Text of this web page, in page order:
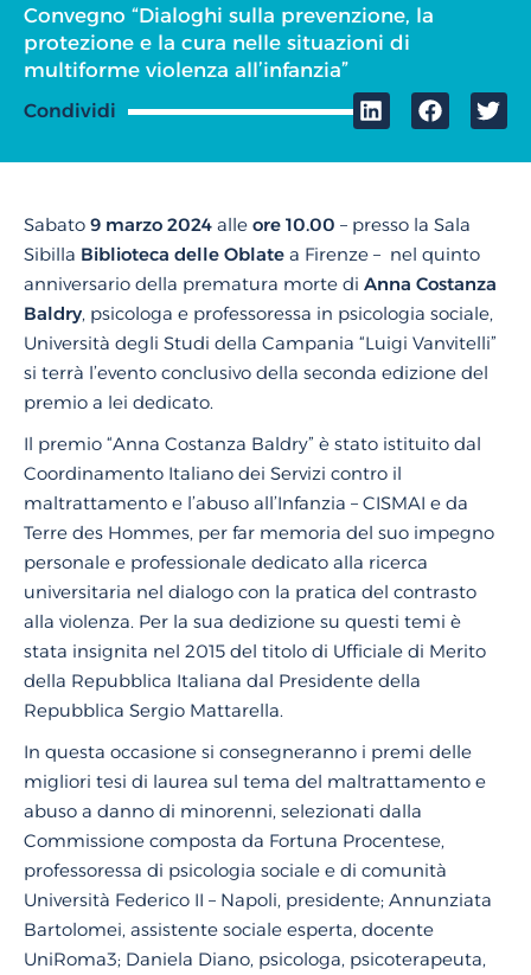
Convegno “Dialoghi sulla prevenzione, la
protezione e la cura nelle situazioni di
multiforme violenza all’infanzia”
Condividi
Sabato 9 marzo 2024 alle ore 10.00 – presso la Sala
Sibilla Biblioteca delle Oblate a Firenze – nel quinto
anniversario della prematura morte di Anna Costanza
Baldry, psicologa e professoressa in psicologia sociale,
Università degli Studi della Campania “Luigi Vanvitelli”
si terrà l’evento conclusivo della seconda edizione del
premio a lei dedicato.
Il premio “Anna Costanza Baldry” è stato istituito dal
Coordinamento Italiano dei Servizi contro il
maltrattamento e l’abuso all’Infanzia – CISMAI e da
Terre des Hommes, per far memoria del suo impegno
personale e professionale dedicato alla ricerca
universitaria nel dialogo con la pratica del contrasto
alla violenza. Per la sua dedizione su questi temi è
stata insignita nel 2015 del titolo di Ufficiale di Merito
della Repubblica Italiana dal Presidente della
Repubblica Sergio Mattarella.
In questa occasione si consegneranno i premi delle
migliori tesi di laurea sul tema del maltrattamento e
abuso a danno di minorenni, selezionati dalla
Commissione composta da Fortuna Procentese,
professoressa di psicologia sociale e di comunità
Università Federico II – Napoli, presidente; Annunziata
Bartolomei, assistente sociale esperta, docente
UniRoma3; Daniela Diano, psicologa, psicoterapeuta,